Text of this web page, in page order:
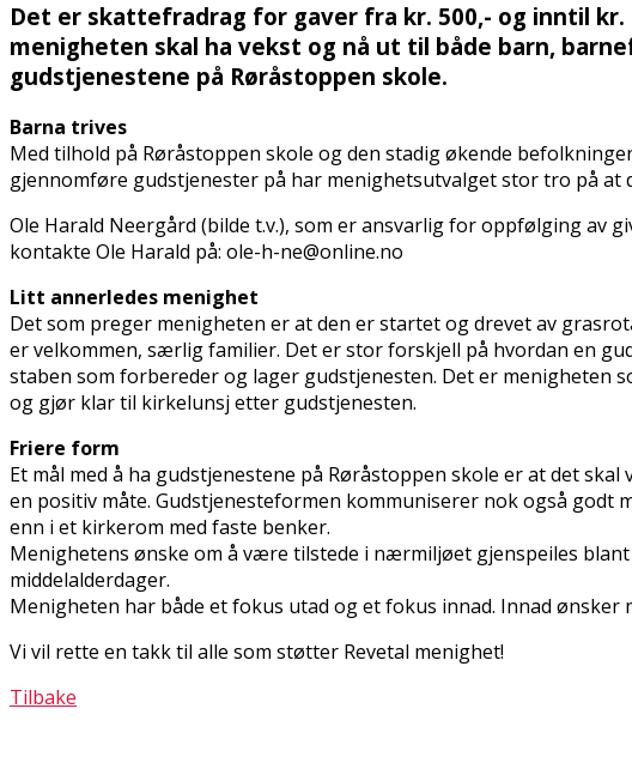
Det er skattefradrag for gaver fra kr. 500,- og inntil
menigheten skal ha vekst og nå ut til både barn,
gudstjenestene på Røråstoppen skole.
Barna trives
Med tilhold på Røråstoppen skole og den stadig økende
gjennomføre gudstjenester på har menighetsutvalget stor tro på at
Ole Harald Neergård (bilde t.v.), som er ansvarlig for oppfølging av
kontakte Ole Harald på: ole-h-ne@online.no
Litt annerledes menighet
Det som preger menigheten er at den er startet og drevet av
er velkommen, særlig familier. Det er stor forskjell på hvordan en
staben som forbereder og lager gudstjenesten. Det er menigheten
og gjør klar til kirkelunsj etter gudstjenesten.
Friere form
Et mål med å ha gudstjenestene på Røråstoppen skole er at det
en positiv måte. Gudstjenesteformen kommuniserer nok også godt
enn i et kirkerom med faste benker.
Menighetens ønske om å være tilstede i nærmiljøet gjenspeiles
middelalderdager.
Menigheten har både et fokus utad og et fokus innad. Innad
Vi vil rette en takk til alle som støtter Revetal menighet!
Tilbake